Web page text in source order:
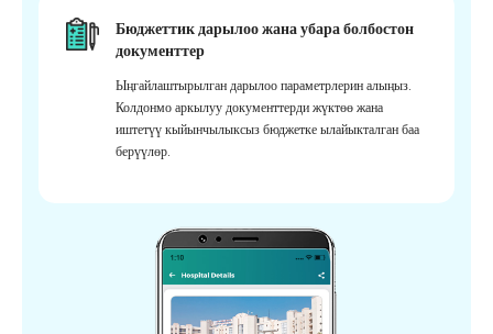
Бюджеттик дарылоо жана убара болбостон
документтер
Ыңгайлаштырылган дарылоо параметрлерин алыңыз.
Колдонмо аркылуу документтерди жүктөө жана
иштетүү кыйынчылыксыз бюджетке ылайыкталган баа
берүүлөр.